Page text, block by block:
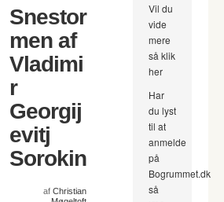
Snestor
men af
Vladimi
r
Georgij
evitj
Sorokin
af Christian
Vil du
vide
mere
så klik
her
Har
du lyst
til at
anmelde
på
Bogrummet.dk
så